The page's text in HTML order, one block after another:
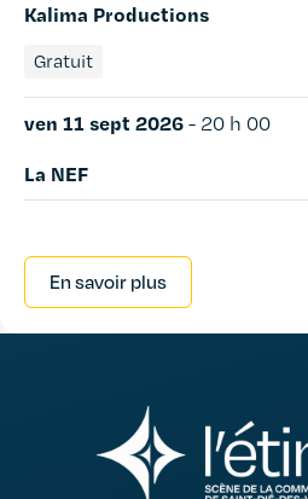
Kalima Productions
Gratuit
ven 11 sept 2026 - 20 h 00
La NEF
En savoir plus